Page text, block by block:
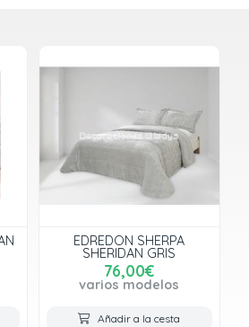
EDREDON SHERPA
SHERIDAN GRIS
76,00€
varios modelos
Añadir a la cesta